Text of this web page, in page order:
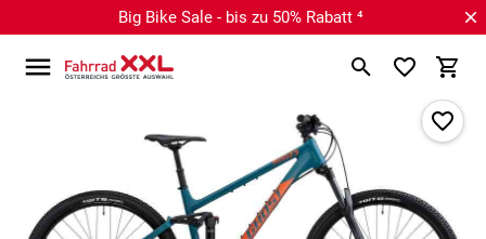
Big Bike Sale - bis zu 50% Rabatt ⁴